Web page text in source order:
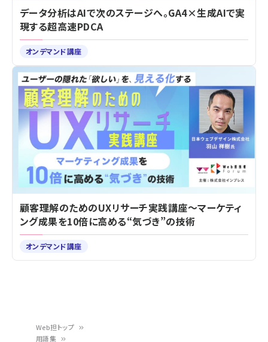
Web担トップ
用語集
データ分析はAIで次のステージへ。GA4×生成AIで実
現する超高速PDCA
オンデマンド講座
顧客理解のためのUXリサーチ実践講座～マーケティ
ング成果を10倍に高める“気づき”の技術
オンデマンド講座